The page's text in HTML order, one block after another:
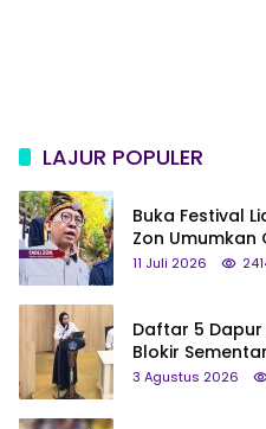
LAJUR POPULER
Buka Festival
Zon Umumkan
Status Jadi
11 Juli 2026
Daftar 5 Dapur
Blokir
3 Agustus 2026